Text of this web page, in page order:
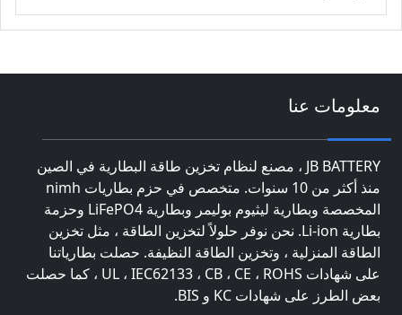
معلومات عنا
JB BATTERY ، مصنع لنظام تخزين طاقة البطارية في الصين
منذ أكثر من 10 سنوات. متخصص في حزم بطاريات nimh
المخصصة وبطارية ليثيوم بوليمر وبطارية LiFePO4 وحزمة
بطارية Li-ion. نحن نوفر حلولاً لتخزين الطاقة ، مثل تخزين
الطاقة المنزلية ، وتخزين الطاقة النظيفة. حصلت بطارياتنا
على شهادات UL ، IEC62133 ، CB ، CE ، ROHS ، كما حصلت
بعض الطرز على شهادات KC و BIS.